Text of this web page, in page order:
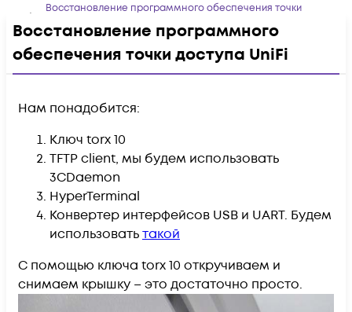
Восстановление программного обеспечения точки
Восстановление программного
обеспечения точки доступа UniFi
Нам понадобится:
Ключ torx 10
TFTP client, мы будем использовать
3CDaemon
HyperTerminal
Конвертер интерфейсов USB и UART. Будем
использоватьтакой
С помощью ключа torx 10 откручиваем и
снимаем крышку – это достаточно просто.